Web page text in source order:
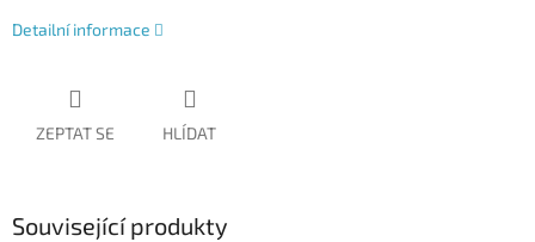
Detailní informace
ZEPTAT SE HLÍDAT
Související produkty